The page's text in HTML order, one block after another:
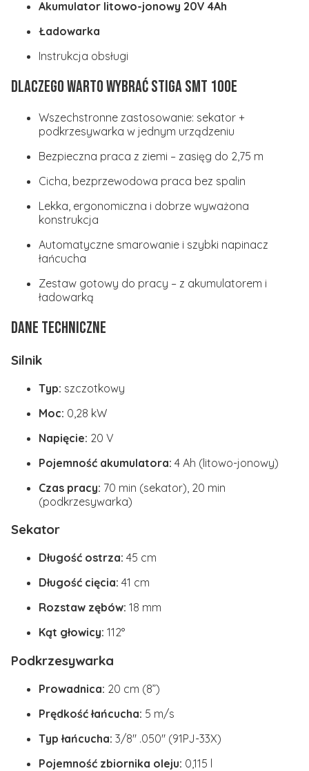
Akumulator litowo-jonowy 20V 4Ah
Ładowarka
Instrukcja obsługi
Dlaczego warto wybrać STIGA SMT 100e
Wszechstronne zastosowanie: sekator +
podkrzesywarka w jednym urządzeniu
Bezpieczna praca z ziemi – zasięg do 2,75 m
Cicha, bezprzewodowa praca bez spalin
Lekka, ergonomiczna i dobrze wyważona
konstrukcja
Automatyczne smarowanie i szybki napinacz
łańcucha
Zestaw gotowy do pracy – z akumulatorem i
ładowarką
Dane techniczne
Silnik
Typ: szczotkowy
Moc: 0,28 kW
Napięcie: 20 V
Pojemność akumulatora: 4 Ah (litowo-jonowy)
Czas pracy: 70 min (sekator), 20 min
(podkrzesywarka)
Sekator
Długość ostrza: 45 cm
Długość cięcia: 41 cm
Rozstaw zębów: 18 mm
Kąt głowicy: 112°
Podkrzesywarka
Prowadnica: 20 cm (8”)
Prędkość łańcucha: 5 m/s
Typ łańcucha: 3/8" .050" (91PJ-33X)
Pojemność zbiornika oleju: 0,115 l